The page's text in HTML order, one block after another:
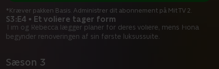
S3:E4 • Et voliere tager form
Tim og Rebecca lægger planer for deres voliere, mens Fiona
begynder renoveringen af sin første luksussuite.
*Kræver pakken Basis. Administrer dit abonnement på Mit TV 2.
Sæson 3